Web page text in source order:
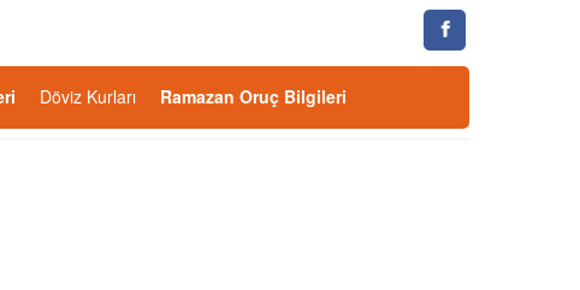
Döviz Kurları Ramazan Oruç Bilgileri